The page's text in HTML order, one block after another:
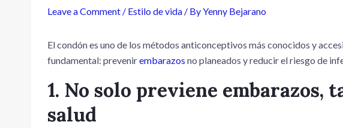
Leave a Comment / Estilo de vida/ ByYenny Bejarano
El condón es uno de los métodos anticonceptivos más conocidos y
fundamental: prevenirembarazos no planeados y reducir el riesgo de
1. No solo previene embarazos,
salud